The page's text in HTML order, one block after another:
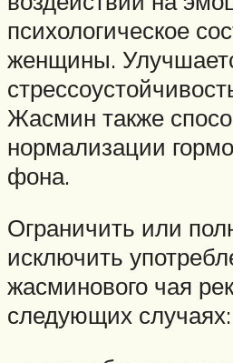
психологическое
женщины.
Жасмин также
нормализации
фона.
Ограничить или
исключить
жасминового чая
следующих случаях: